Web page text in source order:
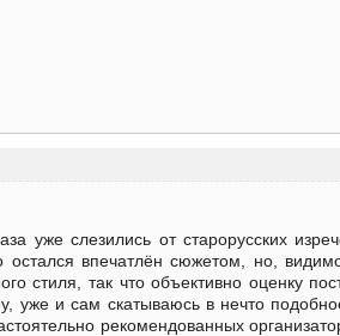
уже слезились от старорусских
остался впечатлён сюжетом, но,
стиля, так что объективно оценку
уже и сам скатываюсь в нечто
рекомендованных